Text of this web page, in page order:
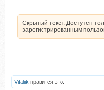
Скрытый текст. Доступен
зарегистрированным
Vitaliik нравится это.